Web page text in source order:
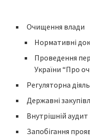
Очищення влади
Нормативні
Проведення
України “Про
Регуляторна
Державні
Внутрішній аудит
Запобігання